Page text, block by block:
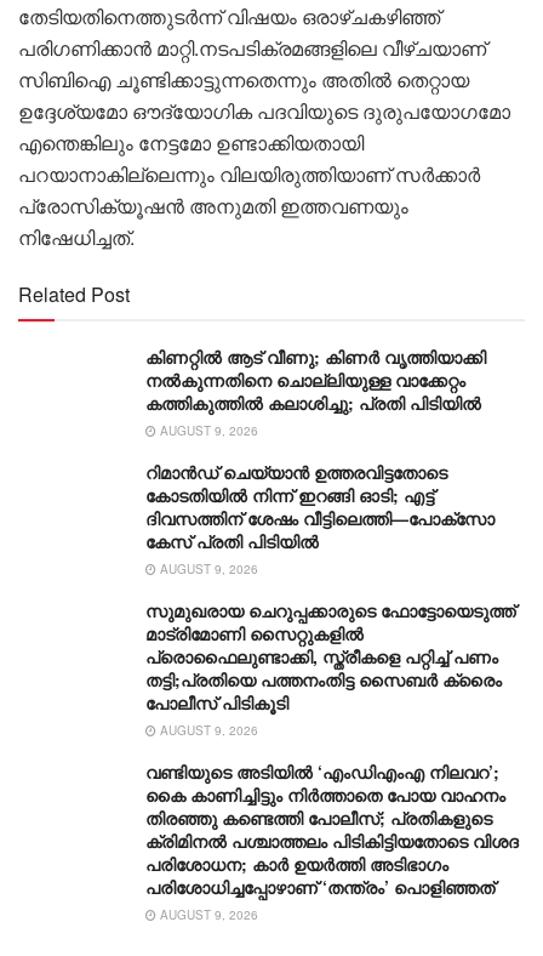
തേടിയതിനെത്തുടര്‍ന്ന് വിഷയം ഒരാഴ്ചകഴിഞ്ഞ്
പരിഗണിക്കാന്‍ മാറ്റി.നടപടിക്രമങ്ങളിലെ വീഴ്ചയാണ്
സിബിഐ ചൂണ്ടിക്കാട്ടുന്നതെന്നും അതില്‍ തെറ്റായ
ഉദ്ദേശ്യമോ ഔദ്യോഗിക പദവിയുടെ ദുരുപയോഗമോ
എന്തെങ്കിലും നേട്ടമോ ഉണ്ടാക്കിയതായി
പറയാനാകില്ലെന്നും വിലയിരുത്തിയാണ് സര്‍ക്കാര്‍
പ്രോസിക്യൂഷന്‍ അനുമതി ഇത്തവണയും
നിഷേധിച്ചത്.
Related Post
കിണറ്റിൽ ആട് വീണു; കിണർ വൃത്തിയാക്കി
നൽകുന്നതിനെ ചൊല്ലിയുള്ള വാക്കേറ്റം
കത്തികുത്തിൽ കലാശിച്ചു; പ്രതി പിടിയിൽ
AUGUST 9, 2026
റിമാൻഡ് ചെയ്യാൻ ഉത്തരവിട്ടതോടെ
കോടതിയിൽ നിന്ന് ഇറങ്ങി ഓടി; എട്ട്
ദിവസത്തിന് ശേഷം വീട്ടിലെത്തി—പോക്സോ
കേസ് പ്രതി പിടിയിൽ
AUGUST 9, 2026
സുമുഖരായ ചെറുപ്പക്കാരുടെ ഫോട്ടോയെടുത്ത്
മാട്രിമോണി സൈറ്റുകളിൽ
പ്രൊഫൈലുണ്ടാക്കി, സ്ത്രീകളെ പറ്റിച്ച് പണം
തട്ടി;പ്രതിയെ പത്തനംതിട്ട സൈബർ ക്രൈം
പോലീസ് പിടികൂടി
AUGUST 9, 2026
വണ്ടിയുടെ അടിയിൽ ‘എംഡിഎംഎ നിലവറ’;
കൈ കാണിച്ചിട്ടും നിർത്താതെ പോയ വാഹനം
തിരഞ്ഞു കണ്ടെത്തി പോലീസ്; പ്രതികളുടെ
ക്രിമിനൽ പശ്ചാത്തലം പിടികിട്ടിയതോടെ വിശദ
പരിശോധന; കാർ ഉയർത്തി അടിഭാഗം
പരിശോധിച്ചപ്പോഴാണ് ‘തന്ത്രം’ പൊളിഞ്ഞത്
AUGUST 9, 2026